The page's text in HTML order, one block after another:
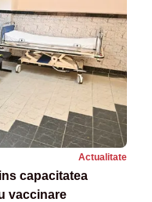
Actualitate
capacitatea
vaccinare